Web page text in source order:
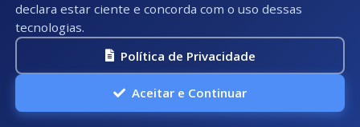
PUBLICAÇÕES: CONTROLADORIA GERAL
Data:
30/09/2022
007/2022
declara estar ciente e concorda com o uso dessas
tecnologias.
Política de Privacidade
Aceitar e Continuar